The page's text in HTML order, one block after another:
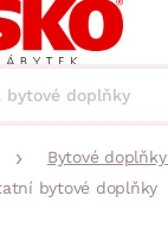
Bytové doplňky
bytové doplňky